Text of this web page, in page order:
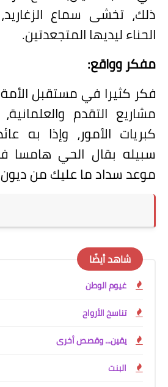
ذلك، تخشى سماع
الحناء ليديها المتجعدتين.
مفكر وواقع:
فكر كثيرا في مستقبل
مشاريع التقدم
كبريات الأمور، وإذا به
سبيله بقال الحي هامسا
موعد سداد ما عليك من
شاهد أيضًا
غيوم الوطن
تناسخ الأرواح
يقين... وقصص أخرى
البنت